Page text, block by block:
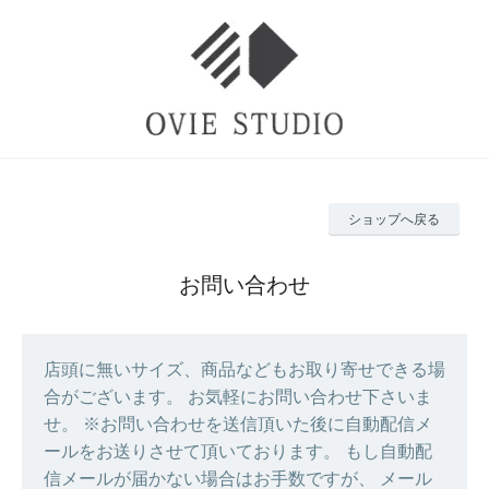
ショップへ戻る
お問い合わせ
店頭に無いサイズ、商品などもお取り寄せできる場
合がございます。 お気軽にお問い合わせ下さいま
せ。 ※お問い合わせを送信頂いた後に自動配信メ
ールをお送りさせて頂いております。 もし自動配
信メールが届かない場合はお手数ですが、 メール